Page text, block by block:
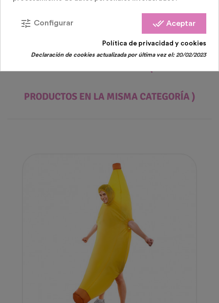
- Envío en el mismo día
PRODUCTOS EN LA MISMA CATEGORÍA )
done_all Aceptar
tune Configurar
Política de privacidad y cookies
Declaración de cookies actualizada por última vez el:20/02/2023